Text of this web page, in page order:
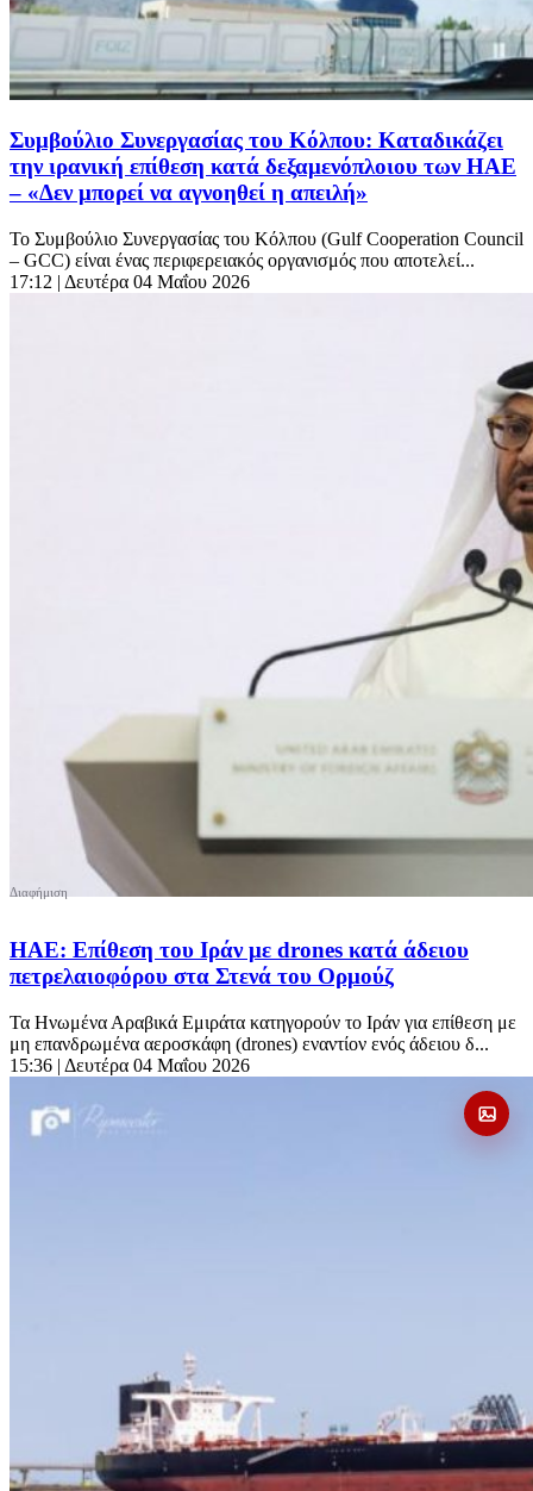
Συμβούλιο Συνεργασίας του Κόλπου: Καταδικάζει
την ιρανική επίθεση κατά δεξαμενόπλοιου των ΗΑΕ
– «Δεν μπορεί να αγνοηθεί η απειλή»
Το Συμβούλιο Συνεργασίας του Κόλπου (Gulf Cooperation Council
– GCC) είναι ένας περιφερειακός οργανισμός που αποτελεί...
17:12 | Δευτέρα 04 Μαΐου 2026
ΗΑΕ: Επίθεση του Ιράν με drones κατά άδειου
πετρελαιοφόρου στα Στενά του Ορμούζ
Τα Ηνωμένα Αραβικά Εμιράτα κατηγορούν το Ιράν για επίθεση με
μη επανδρωμένα αεροσκάφη (drones) εναντίον ενός άδειου δ...
15:36 | Δευτέρα 04 Μαΐου 2026